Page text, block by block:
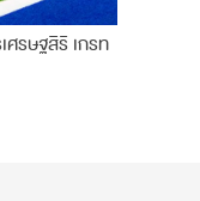
ศรษฐสิริ เกรท